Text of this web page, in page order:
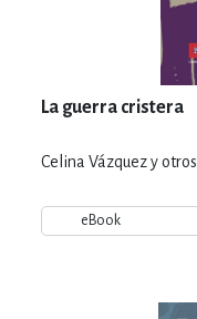
La guerra cristera
Celina Vázquez y otros
eBook